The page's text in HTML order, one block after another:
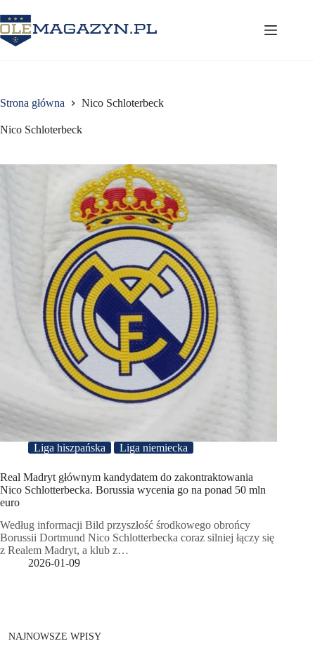
do
treści
Strona główna Nico Schloterbeck
Nico Schloterbeck
Liga hiszpańska Liga niemiecka
Real Madryt głównym kandydatem do zakontraktowania
Nico Schlotterbecka. Borussia wycenia go na ponad 50 mln
euro
Według informacji Bild przyszłość środkowego obrońcy
Borussii Dortmund Nico Schlotterbecka coraz silniej łączy się
z Realem Madryt, a klub z…
2026-01-09
NAJNOWSZE WPISY